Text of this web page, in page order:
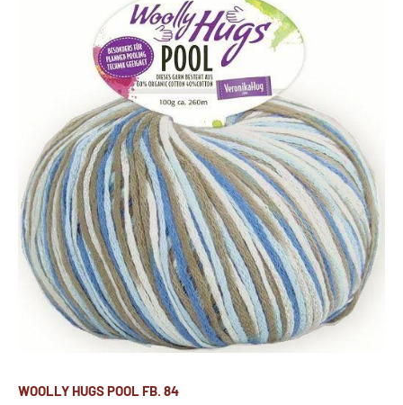
WOOLLY HUGS POOL FB. 84